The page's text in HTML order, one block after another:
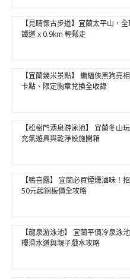
【見晴懷古步道】宜蘭太平山，
鐵道 x 0.9km 輕鬆走
【宜蘭幾米景點】 蝙蝠俠黑狗亮
卡點、限定胸章兌換全收錄
【松樹門湧泉游泳池】 宜蘭冬山
充氣遊具與乾淨設施開箱
【鴨喜露】 宜蘭必買煙燻滷味！
50元起銅板價全攻略
【龍泉游泳池】 宜蘭平價冷泉泳
樓滑水道與親子戲水攻略